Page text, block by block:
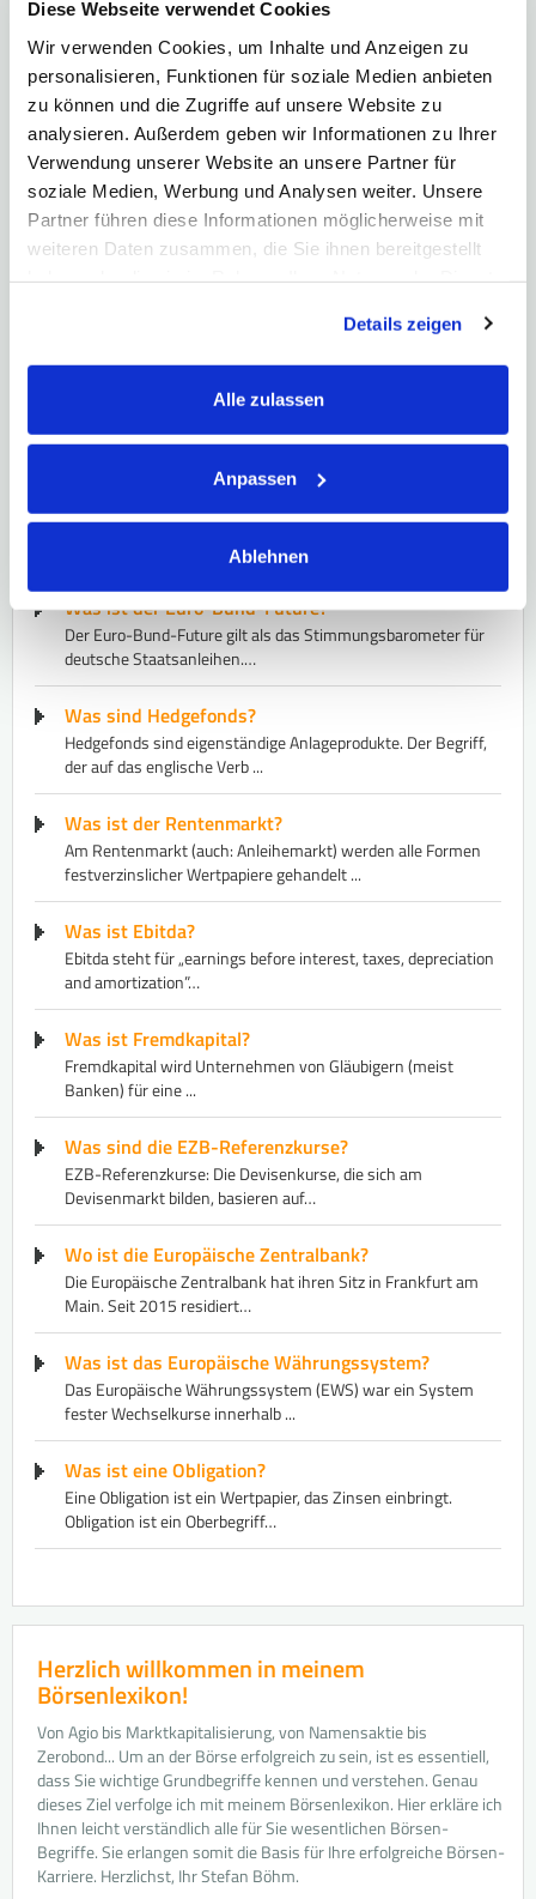
Diese Webseite verwendet Cookies
Wir verwenden Cookies, um Inhalte und Anzeigen zu
personalisieren, Funktionen für soziale Medien anbieten
zu können und die Zugriffe auf unsere Website zu
analysieren. Außerdem geben wir Informationen zu Ihrer
Verwendung unserer Website an unsere Partner für
soziale Medien, Werbung und Analysen weiter. Unsere
Partner führen diese Informationen möglicherweise mit
weiteren Daten zusammen, die Sie ihnen bereitgestellt
Impressum.
Details zeigen
Alle zulassen
Anpassen
Ablehnen
TEILEN TEILEN
TWEETEN
TEILEN
Das könnte Sie auch interessieren:
Ein Zerobond ist eine Anleihe, die nicht mit Zinskupons
ausgestattet ist. Sie garantiert…
Was ist der Euro-Bund-Future?
Der Euro-Bund-Future gilt als das Stimmungsbarometer für
deutsche Staatsanleihen.…
Was sind Hedgefonds?
Hedgefonds sind eigenständige Anlageprodukte. Der Begriff,
der auf das englische Verb ...
Was ist der Rentenmarkt?
Am Rentenmarkt (auch: Anleihemarkt) werden alle Formen
festverzinslicher Wertpapiere gehandelt ...
Was ist Ebitda?
Ebitda steht für „earnings before interest, taxes, depreciation
and amortization”…
Was ist Fremdkapital?
Fremdkapital wird Unternehmen von Gläubigern (meist
Banken) für eine ...
Was sind die EZB-Referenzkurse?
EZB-Referenzkurse: Die Devisenkurse, die sich am
Devisenmarkt bilden, basieren auf…
Wo ist die Europäische Zentralbank?
Die Europäische Zentralbank hat ihren Sitz in Frankfurt am
Main. Seit 2015 residiert…
Was ist das Europäische Währungssystem?
Das Europäische Währungssystem (EWS) war ein System
fester Wechselkurse innerhalb ...
Was ist eine Obligation?
Eine Obligation ist ein Wertpapier, das Zinsen einbringt.
Obligation ist ein Oberbegriff…
Herzlich willkommen in meinem
Börsenlexikon!
Von Agio bis Marktkapitalisierung, von Namensaktie bis
Zerobond... Um an der Börse erfolgreich zu sein, ist es essentiell,
dass Sie wichtige Grundbegriffe kennen und verstehen. Genau
dieses Ziel verfolge ich mit meinem Börsenlexikon. Hier erkläre ich
Ihnen leicht verständlich alle für Sie wesentlichen Börsen-
Begriffe. Sie erlangen somit die Basis für Ihre erfolgreiche Börsen-
Karriere. Herzlichst, Ihr Stefan Böhm.